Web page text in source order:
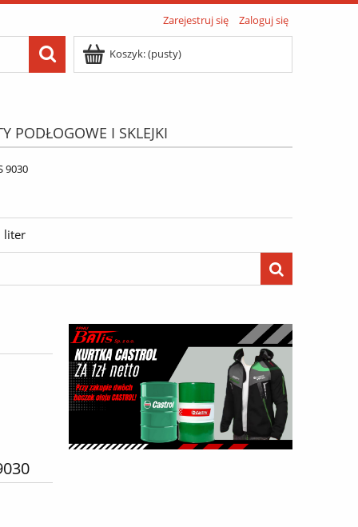
Zarejestruj się Zaloguj się
Koszyk:(pusty)
PODŁOGOWE I SKLEJKI
9030
liter